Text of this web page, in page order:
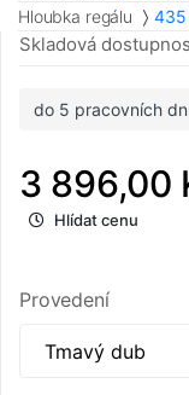
Hloubka regálu
435
Skladová
do 5 pracovních
3 896,00
Hlídat cenu
Provedení